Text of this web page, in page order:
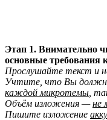
Этап 1. Внимательно
основные требования
Прослушайте текст и
Учтите, что Вы
каждой микротемы ,
Объём изложения —не
Пишите изложение